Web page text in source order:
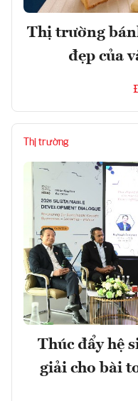
Thị trường
đẹp của
Thị trường
Thúc đẩy hệ
giải cho bài